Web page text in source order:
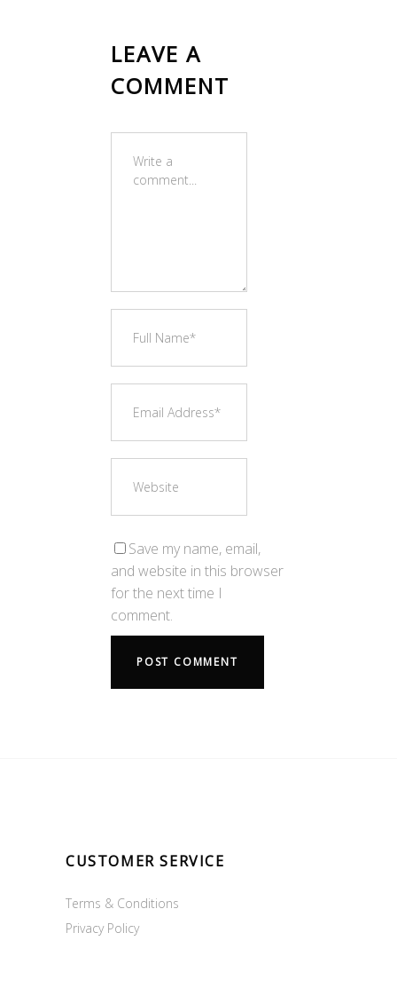
LEAVE A
COMMENT
Save my name, email,
and website in this browser
for the next time I
comment.
CUSTOMER SERVICE
Terms & Conditions
Privacy Policy